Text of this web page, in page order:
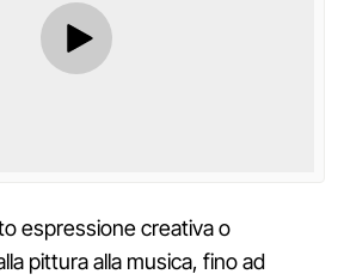
espressione creativa o
pittura alla musica, fino ad